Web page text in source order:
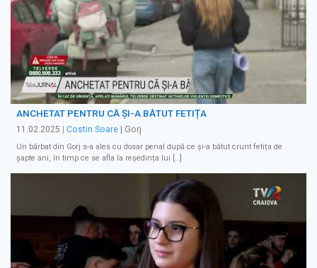
ANCHETAT PENTRU CĂ ȘI-A BĂTUT FETIȚA
11.02.2025 Costin Soare | Gorj
Un bărbat din Gorj s-a ales cu dosar penal după ce și-a bătut crunt fetița de
şapte ani, în timp ce se afla la reședința lui […]